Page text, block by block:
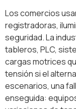
Los comercios
registradoras,
seguridad. La
tableros, PLC,
cargas motrices
tensión si el
escenarios, una
enseguida: